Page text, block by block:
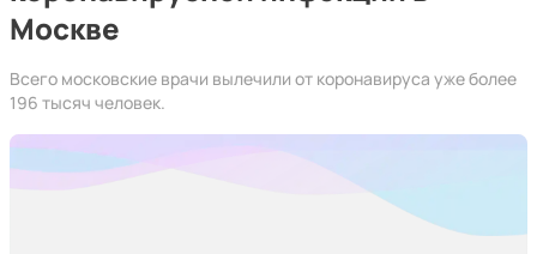
Москве
Всего московские врачи вылечили от коронавируса уже более
196 тысяч человек.